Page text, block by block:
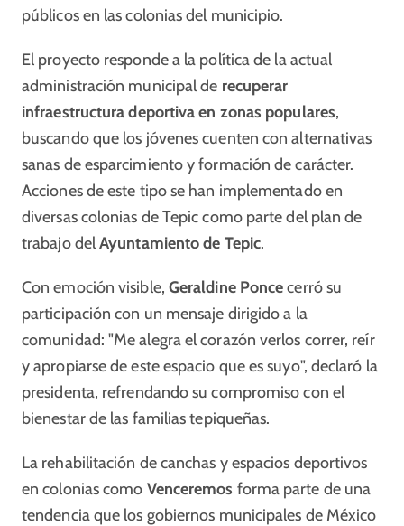
públicos en las colonias del municipio.
El proyecto responde a la política de la actual
administración municipal de recuperar
infraestructura deportiva en zonas populares,
buscando que los jóvenes cuenten con alternativas
sanas de esparcimiento y formación de carácter.
Acciones de este tipo se han implementado en
diversas colonias de Tepic como parte del plan de
trabajo delAyuntamiento de Tepic.
Con emoción visible, Geraldine Poncecerró su
participación con un mensaje dirigido a la
comunidad: "Me alegra el corazón verlos correr, reír
y apropiarse de este espacio que es suyo", declaró la
presidenta, refrendando su compromiso con el
bienestar de las familias tepiqueñas.
La rehabilitación de canchas y espacios deportivos
en colonias como Venceremos forma parte de una
tendencia que los gobiernos municipales de México